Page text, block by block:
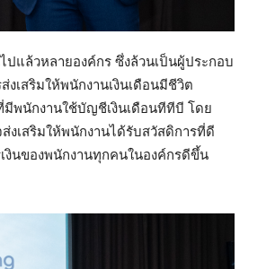
ปแล้วหลายองค์กร ซึ่งล้วนเป็นผู้ประกอบ
เสริมให้พนักงานเงินเดือนมีชีวิต
มีพนักงานใช้บัญชีเงินเดือนทีทีบี โดย
เสริมให้พนักงานได้รับสวัสดิการที่ดี
งินของพนักงานทุกคนในองค์กรดีขึ้น